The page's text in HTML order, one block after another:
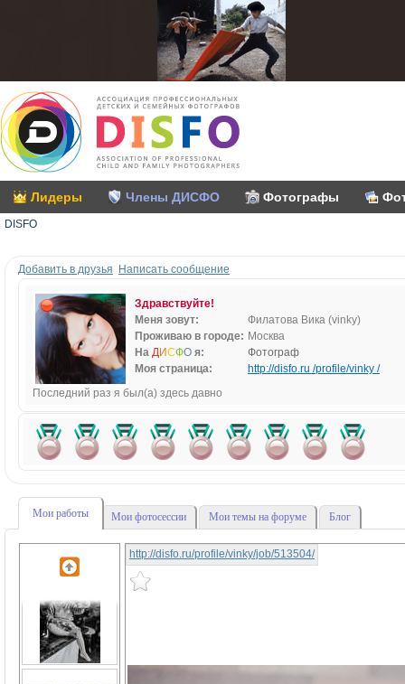
Лидеры Члены ДИСФО Фотографы
DISFO
Добавить в друзья Написать сообщение
Здравствуйте!
Меня зовут:
Филатова Вика (vinky)
Проживаю в городе: Москва
На ДИСФО я:
Фотограф
Моя страница:
http://disfo.ru /profile/vinky /
Последний раз я был(а) здесь давно
Мои работы Мои фотосессии Мои темы на форуме Блог
http://disfo.ru/profile/vinky/job/513504/